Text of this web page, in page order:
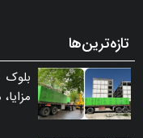
تازه‌ترین‌ها
بلوک
مزایا،